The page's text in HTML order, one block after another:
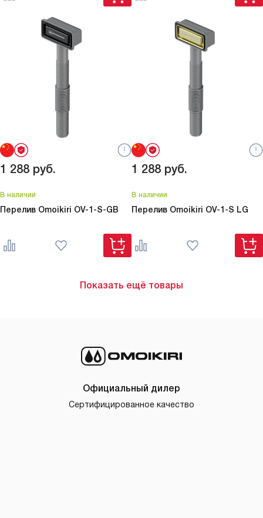
1 288 руб.
В наличии
Перелив Omoikiri OV-1-S-GB
1 288 руб.
В наличии
Перелив Omoikiri OV-1-S LG
Показать ещё товары
Официальный дилер
Сертифицированное качество